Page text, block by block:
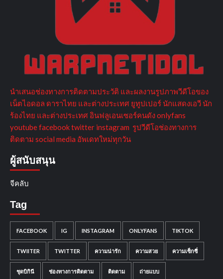
นำเสนอช่องทางการติดตามประวัติ และผลงานรูปภาพวีดีโอของ
เน็ตไอดอล ดาราไทย และต่างประเทศ ยูทูปเปอร์ นักแสดงเอวี นัก
ร้องไทย และต่างประเทศ อินฟลูเอนเซอร์คนดัง onlyfans
youtube facebook twitter instagram รูปวีดีโอช่องทางการ
ติดตาม social media อัพเดทใหม่ทุกวัน
ผู้สนับสนุน
จีคลับ
Tag
FACEBOOK IG INSTAGRAM ONLYFANS TIKTOK
TWIITER TWITTER ความน่ารัก ความสวย ความเซ็กซี่
ชุดบิกินี ช่องทางการติดตาม ติดตาม ถ่ายแบบ